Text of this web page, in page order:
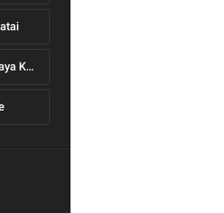
Ruang Wijaya Kusuma